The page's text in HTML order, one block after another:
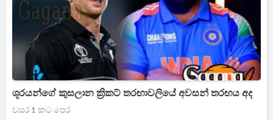
ශූරයන්ගේ කුසලාන ක්‍රිකට් තරඟාවලියේ අවසන් තරඟය අද
වසර 1 කට පෙර